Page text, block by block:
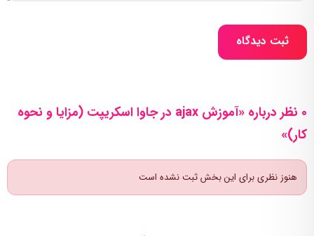
ثبت دیدگاه
0 نظر درباره «آموزش ajax در جاوا اسکریپت (مزایا و نحوه
کار)»
هنوز نظری برای این بخش ثبت نشده است